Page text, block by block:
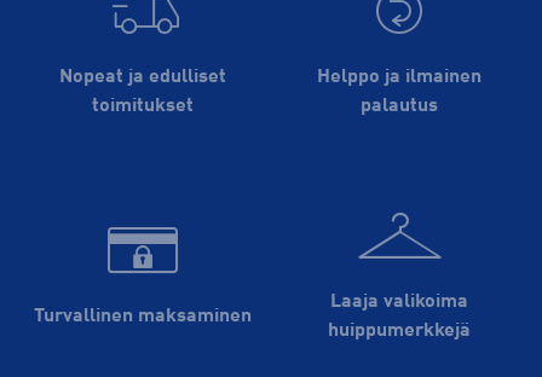
Nopeat ja edulliset
toimitukset
Helppo ja ilmainen
palautus
Turvallinen maksaminen
Laaja valikoima
huippu­merkkejä